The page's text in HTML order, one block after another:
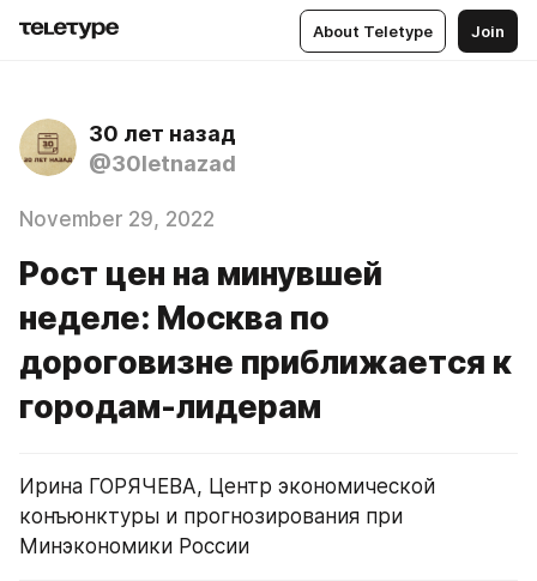
About Teletype Join
30 лет назад
@30letnazad
November 29, 2022
Рост цен на минувшей
неделе: Москва по
дороговизне приближается к
городам-лидерам
Ирина ГОРЯЧЕВА, Центр экономической
конъюнктуры и прогнозирования при
Минэкономики России